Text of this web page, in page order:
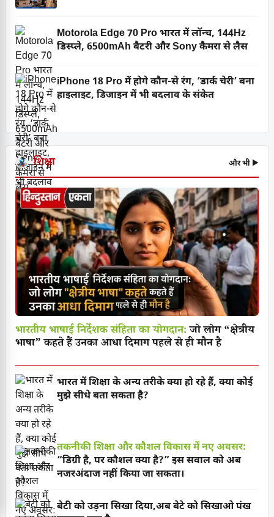
Motorola Edge 70 Pro भारत में लॉन्च, 144Hz
डिस्प्ले, 6500mAh बैटरी और Sony कैमरा से लैस
iPhone 18 Pro में होगे कौन-से रंग, ‘डार्क चेरी’ बना
हाइलाइट, डिजाइन में भी बदलाव के संकेत
शिक्षा और भी ▶
भारतीय भाषाई निर्देशक संहिता का योगदान:जो लोग “क्षेत्रीय
भाषा” कहते हैं उनका आधा दिमाग पहले से ही मौन है
भारत में शिक्षा के अन्य तरीके क्या हो रहे हैं, क्या कोई
मुझे सीधे बता सकता है?
तकनीकी शिक्षा और कौशल विकास में नए अवसर:
“डिग्री है, पर कौशल क्या है?” इस सवाल को अब
नजरअंदाज नहीं किया जा सकता।
बेटी को उड़ना सिखा दिया,अब बेटे को सिखाओ पंख